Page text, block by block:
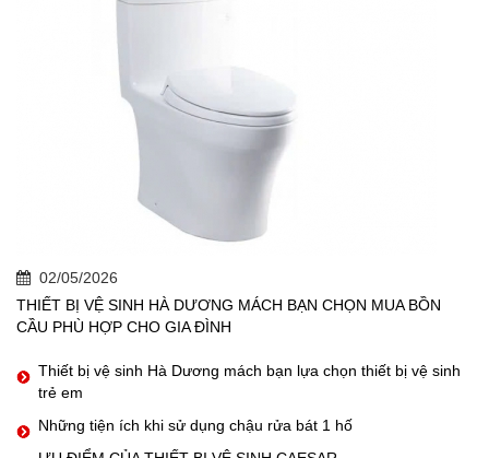
02/05/2026
THIẾT BỊ VỆ SINH HÀ DƯƠNG MÁCH BẠN CHỌN MUA BỒN
CẦU PHÙ HỢP CHO GIA ĐÌNH
Thiết bị vệ sinh Hà Dương mách bạn lựa chọn thiết bị vệ sinh
trẻ em
Những tiện ích khi sử dụng chậu rửa bát 1 hố